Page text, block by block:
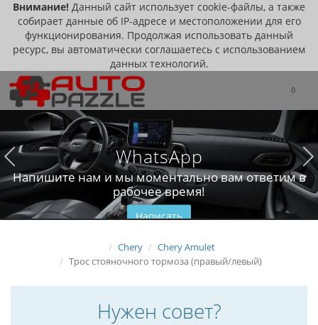
Внимание! Данный сайт использует cookie-файлы, а также
собирает данные об IP-адресе и местоположении для его
функционирования. Продолжая использовать данный
ресурс, вы автоматически соглашаетесь с использованием
данных технологий.
0
WhatsApp
Напишите нам и мы моментально вам ответим в
рабочее время!
Написать
Chery
Chery Amulet
Трос стояночного тормоза (правый/левый)
Нужен совет?